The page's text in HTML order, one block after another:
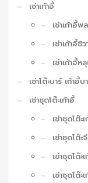
เช่าเก้าอี้
เช่าเก้าอี้
เช่าเก้าอี้ชิ
เช่าเก้าอี้ห
เช่าโต๊ะบาร์ เก้าอี้บ
เช่าชุดโต๊ะเก้าอี้
เช่าชุดโต๊
เช่าชุดโต๊ะ
เช่าชุดโต๊ะ
เช่าชุดโต๊ะ